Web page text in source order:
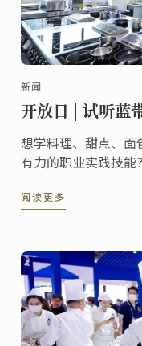
新闻
开放日 | 试听蓝
想学料理、甜点、
有力的职业实践技
阅读更多